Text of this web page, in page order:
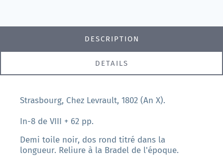
DESCRIPTION
DETAILS
Strasbourg, Chez Levrault, 1802 (An X).
In-8 de VIII + 62 pp.
Demi toile noir, dos rond titré dans la
longueur. Reliure à la Bradel de l'époque.